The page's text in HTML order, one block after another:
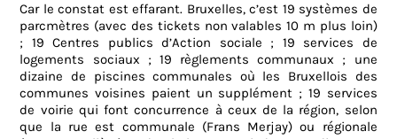
Car le constat est effarant. Bruxelles, c’est 19 systèmes de
parcmètres (avec des tickets non valables 10 m plus loin)
; 19 Centres publics d’Action sociale ; 19 services de
logements sociaux ; 19 règlements communaux ; une
dizaine de piscines communales où les Bruxellois des
communes voisines paient un supplément ; 19 services
de voirie qui font concurrence à ceux de la région, selon
que la rue est communale (Frans Merjay) ou régionale